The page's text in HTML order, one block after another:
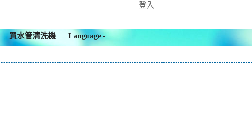
登入
買水管清洗機 Language